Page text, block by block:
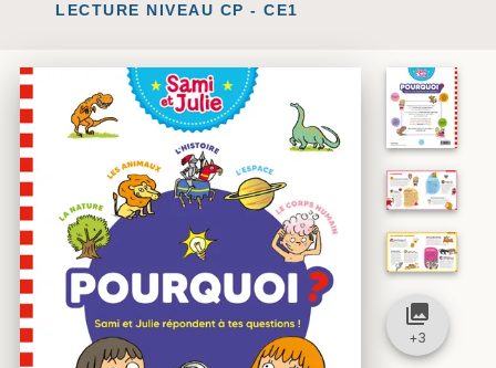
LECTURE NIVEAU CP - CE1
collections
+3